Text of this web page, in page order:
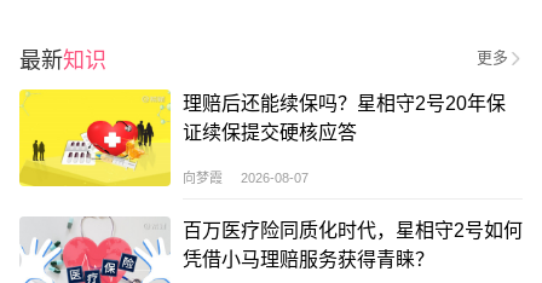
最新知识 更多
理赔后还能续保吗？星相守2号20年保
证续保提交硬核应答
向梦霞 2026-08-07
百万医疗险同质化时代，星相守2号如何
凭借小马理赔服务获得青睐？